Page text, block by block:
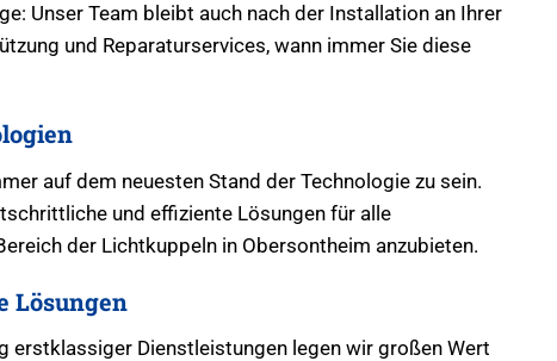
Unser Team bleibt auch nach der Installation an Ihrer
und Reparaturservices, wann immer Sie diese
auf dem neuesten Stand der Technologie zu sein.
und effiziente Lösungen für alle
der Lichtkuppeln in Obersontheim anzubieten.
Lösungen
erstklassiger Dienstleistungen legen wir großen Wert